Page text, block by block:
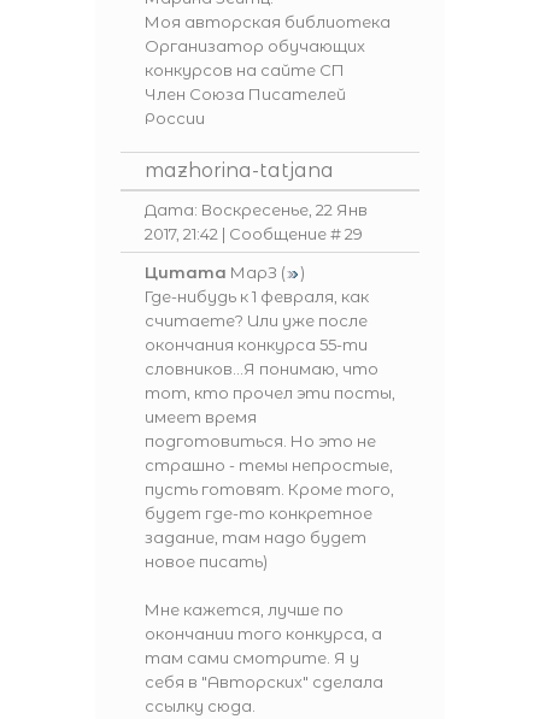
Моя авторская библиотека
Организатор обучающих
конкурсов на сайте СП
Член Союза Писателей
России
mazhorina-tatjana
Дата: Воскресенье, 22 Янв
2017, 21:42 | Сообщение #29
Цитата МарЗ (
)
Где-нибудь к 1 февраля, как
считаете? Или уже после
окончания конкурса 55-ти
словников...Я понимаю, что
тот, кто прочел эти посты,
имеет время
подготовиться. Но это не
страшно - темы непростые,
пусть готовят. Кроме того,
будет где-то конкретное
задание, там надо будет
новое писать)
Мне кажется, лучше по
окончании того конкурса, а
там сами смотрите. Я у
себя в "Авторских" сделала
ссылку сюда.